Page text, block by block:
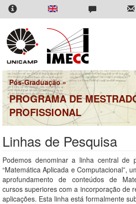
Pular
para
conteúdo
principal
Pós-Graduação»
PROGRAMA DE
PROFISSIONAL
Linhas de Pesquisa
Podemos denominar a linha central de
“Matemática Aplicada e Computacional”,
aprofundamento de conteúdos de
cursos superiores com a incorporação de
aplicações. Esta linha está formalmente